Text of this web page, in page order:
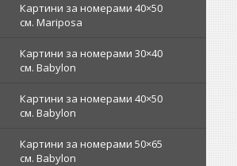
Картини за номерами 40×50
см. Mariposa
Картини за номерами 30×40
см. Babylon
Картини за номерами 40×50
см. Babylon
Картини за номерами 50×65
см. Babylon